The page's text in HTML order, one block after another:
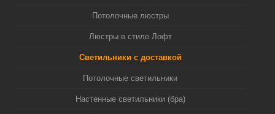
Потолочные люстры
Люстры в стиле Лофт
Светильники с доставкой
Потолочные светильники
Настенные светильники (бра)